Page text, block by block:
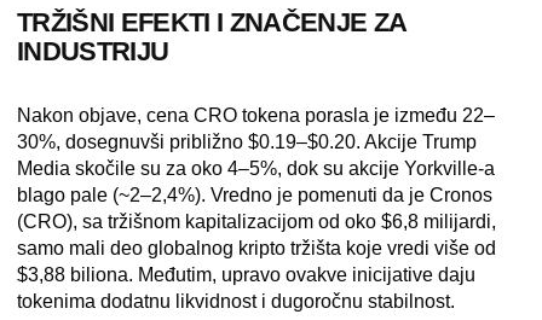
TRŽIŠNI EFEKTI I ZNAČENJE ZA
INDUSTRIJU
Nakon objave, cena CRO tokena porasla je između 22–
30%, dosegnuvši približno $0.19–$0.20. Akcije Trump
Media skočile su za oko 4–5%, dok su akcije Yorkville-a
blago pale (~2–2,4%). Vredno je pomenuti da je Cronos
(CRO), sa tržišnom kapitalizacijom od oko $6,8 milijardi,
samo mali deo globalnog kripto tržišta koje vredi više od
$3,88 biliona. Međutim, upravo ovakve inicijative daju
tokenima dodatnu likvidnost i dugoročnu stabilnost.